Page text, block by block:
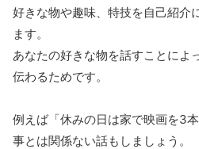
好きな物や趣味、特技を自己紹介
ます。
あなたの好きな物を話すことによ
伝わるためです。
例えば「休みの日は家で映画を3
事とは関係ない話もしましょう。